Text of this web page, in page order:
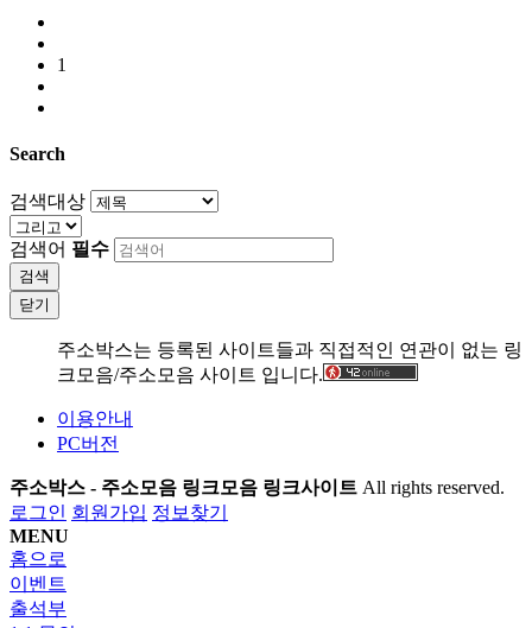
1
Search
검색대상
검색어 필수
검색
닫기
주소박스는 등록된 사이트들과 직접적인 연관이 없는 링
크모음/주소모음 사이트 입니다.
이용안내
PC버전
주소박스 - 주소모음 링크모음 링크사이트 All rights reserved.
로그인 회원가입 정보찾기
MENU
홈으로
이벤트
출석부